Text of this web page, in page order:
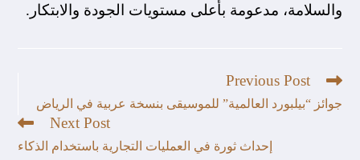
والسلامة، مدعومة بأعلى مستويات الجودة والابتكار.
Previous Post
جوائز “بيلبورد العالمية” للموسيقى بنسخة عربية في الرياض
Next Post
إحداث ثورة في العمليات التجارية باستخدام الذكاء